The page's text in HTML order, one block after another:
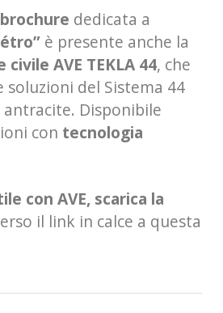
brochure dedicata a
è presente anche la
civile AVE TEKLA 44, che
del Sistema 44
Disponibile
con tecnologia
con AVE, scarica la
il link in calce a questa